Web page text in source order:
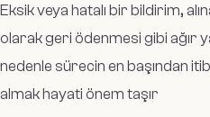
Eksik veya hatalı bir bildirim,
olarak geri ödenmesi gibi ağır
nedenle sürecin en başından
almak hayati önem taşır